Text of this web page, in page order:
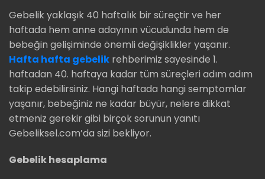
Gebelik yaklaşık 40 haftalık bir süreçtir ve her
haftada hem anne adayının vücudunda hem de
bebeğin gelişiminde önemli değişiklikler yaşanır.
Hafta hafta gebelik rehberimiz sayesinde 1.
haftadan 40. haftaya kadar tüm süreçleri adım adım
takip edebilirsiniz. Hangi haftada hangi semptomlar
yaşanır, bebeğiniz ne kadar büyür, nelere dikkat
etmeniz gerekir gibi birçok sorunun yanıtı
Gebeliksel.com’da sizi bekliyor.
Gebelik hesaplama